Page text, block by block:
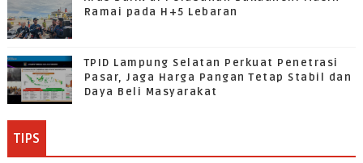
Ramai pada H+5 Lebaran
TPID Lampung Selatan Perkuat Penetrasi
Pasar, Jaga Harga Pangan Tetap Stabil dan
Daya Beli Masyarakat
TIPS